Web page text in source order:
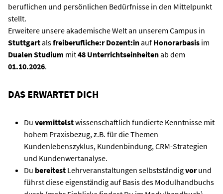
beruflichen und persönlichen Bedürfnisse in den Mittelpunkt
stellt.
Erweitere unsere akademische Welt an unserem Campus in
Stuttgartalsfreiberufliche:r Dozent:inauf Honorarbasis im
Dualen Studium mit48 Unterrichtseinheitenab dem
01.10.2026.
DAS ERWARTET DICH
Du vermittelstwissenschaftlich fundierte Kenntnisse mit
hohem Praxisbezug, z.B. für die Themen
Kundenlebenszyklus, Kundenbindung, CRM-Strategien
und Kundenwertanalyse.
Du bereitest Lehrveranstaltungen selbstständigvorund
führst diese eigenständig auf Basis des Modulhandbuchs